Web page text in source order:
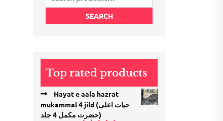
for:
SEARCH
Top rated products
Hayat e aala hazrat
mukammal 4 jild (حیات اعلی
حضرت مكمل 4 جلد)